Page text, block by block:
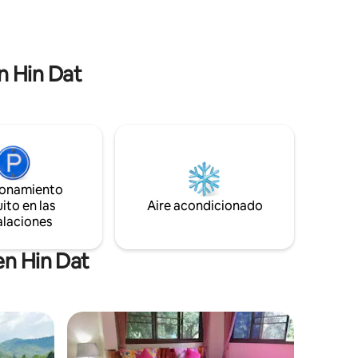
Hin Dat
en las
Aire acondicionado
Hin Dat